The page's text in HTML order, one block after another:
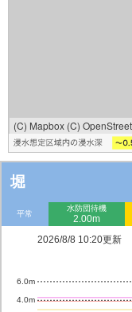
(C) Mapbox (C)
堀
平常
水防団待機
2.00m
2026/8/8 10:20更新
4.0m
6.0m